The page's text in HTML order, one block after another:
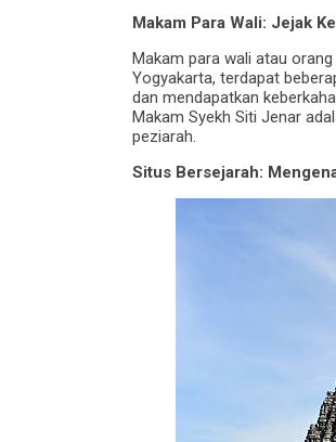
Makam Para Wali: Jejak
Makam para wali atau
Yogyakarta, terdapat
dan mendapatkan
Makam Syekh Siti Jenar
peziarah.
Situs Bersejarah: